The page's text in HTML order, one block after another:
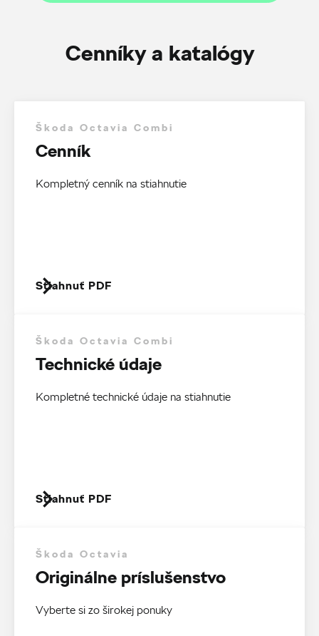
Cenníky a katalógy
Škoda Octavia Combi
Cenník
Kompletný cenník na stiahnutie
Stiahnuť PDF
Škoda Octavia Combi
Technické údaje
Kompletné technické údaje na stiahnutie
Stiahnuť PDF
Škoda Octavia
Originálne príslušenstvo
Vyberte si zo širokej ponuky